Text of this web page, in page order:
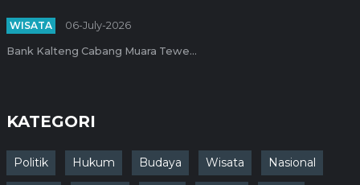
WISATA 06-July-2026
Bank Kalteng Cabang Muara Tewe...
KATEGORI
Politik Hukum Budaya Wisata Nasional